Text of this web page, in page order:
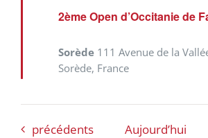
2ème Open d’Occitanie de
avant
Sorède 111 Avenue de la
Sorède, France
Évènements
précédents Aujourd’hui